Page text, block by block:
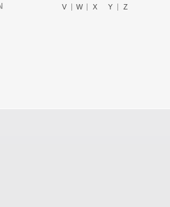
V
W X Y Z